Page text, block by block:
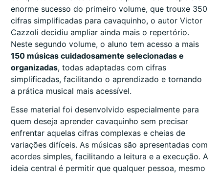
enorme sucesso do primeiro volume, que trouxe 350
cifras simplificadas para cavaquinho, o autor Victor
Cazzoli decidiu ampliar ainda mais o repertório.
Neste segundo volume, o aluno tem acesso a mais
150 músicas cuidadosamente selecionadas e
organizadas, todas adaptadas com cifras
simplificadas, facilitando o aprendizado e tornando
a prática musical mais acessível.
Esse material foi desenvolvido especialmente para
quem deseja aprender cavaquinho sem precisar
enfrentar aquelas cifras complexas e cheias de
variações difíceis. As músicas são apresentadas com
acordes simples, facilitando a leitura e a execução. A
ideia central é permitir que qualquer pessoa, mesmo